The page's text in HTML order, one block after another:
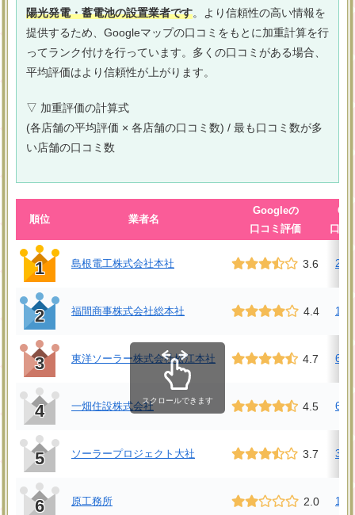
陽光発電・蓄電池の設置業者です。より信頼性の高い情報を
提供するため、Googleマップの口コミをもとに加重計算を行
ってランク付けを行っています。多くの口コミがある場合、
平均評価はより信頼性が上がります。
▽ 加重評価の計算式
(各店舗の平均評価 × 各店舗の口コミ数) / 最も口コミ数が多
い店舗の口コミ数
順位 業者名
Googleの
口コミ評価
口コ
1 島根電工株式会社本社 3.6 23
2 福間商事株式会社総本社 4.4 10
3 東洋ソーラー株式会社松江本社 4.7 6件
4 一畑住設株式会社 4.5 6件
5 ソーラープロジェクト大社 3.7 3件
6 原工務所 2.0 1件
スクロールできます